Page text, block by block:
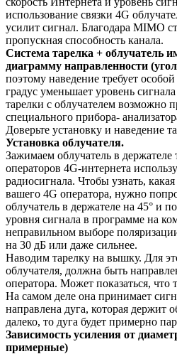
использование связки 4G
усилит сигнал. Благодара MIMO
пропускная способность канала.
Система тарелка + облучатель
диаграмму направленности
поэтому наведение требует
градус уменьшает уровень
тарелки с облучателем возможно
специального прибора-
Доверьте установку и наведение
Установка облучателя.
Зажимаем облучатель в
операторов 4G-интернета
радиосигнала. Чтобы узнать,
вашего 4G оператора, нужно
облучатель в держателе на 45° и
уровня сигнала в программе на
неправильном выборе
на 30 дБ или даже сильнее.
Наводим тарелку на вышку. Для
облучателя, должна быть
оператора. Может показаться, что
На самом деле она принимает
направлена дуга, которая держит
далеко, то дуга будет примерно
Зависимость усиления от
примерные)